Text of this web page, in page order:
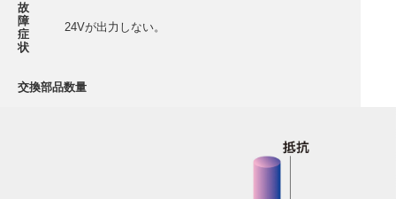
故
障
症
状
24Vが出力しない。
交換部品数量